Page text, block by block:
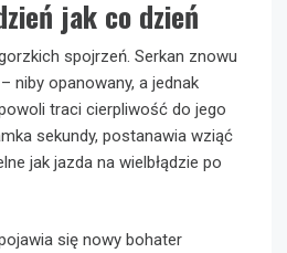
jak co dzień
spojrzeń. Serkan znowu
niby opanowany, a jednak
traci cierpliwość do jego
sekundy, postanawia wziąć
jak jazda na wielbłądzie po
się nowy bohater